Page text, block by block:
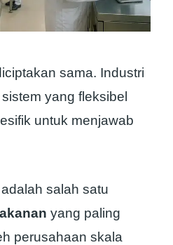
sama. Industri
yang fleksibel
untuk menjawab
salah satu
yang paling
perusahaan skala